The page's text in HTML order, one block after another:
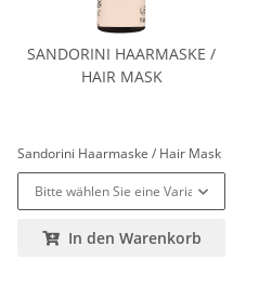
SANDORINI HAARMASKE /
HAIR MASK
Sandorini Haarmaske / Hair Mask
Bitte wählen Sie eine Variation.
In den Warenkorb